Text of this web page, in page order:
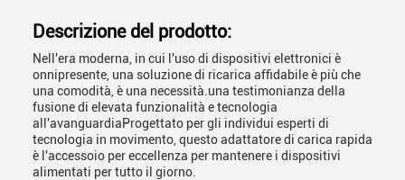
Descrizione del prodotto:
Nell'era moderna, in cui l'uso di dispositivi elettronici è
onnipresente, una soluzione di ricarica affidabile è più che
una comodità, è una necessità.una testimonianza della
fusione di elevata funzionalità e tecnologia
all'avanguardiaProgettato per gli individui esperti di
tecnologia in movimento, questo adattatore di carica rapida
è l'accessoio per eccellenza per mantenere i dispositivi
alimentati per tutto il giorno.